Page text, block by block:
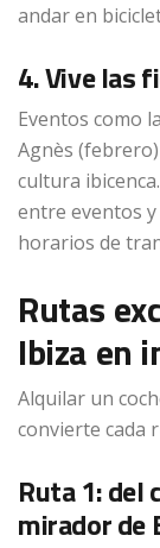
andar en
4. Vive las
Eventos como
Agnès
cultura
entre eventos
horarios de
Rutas
Ibiza en
Alquilar un
convierte cada
Ruta 1: del
mirador de